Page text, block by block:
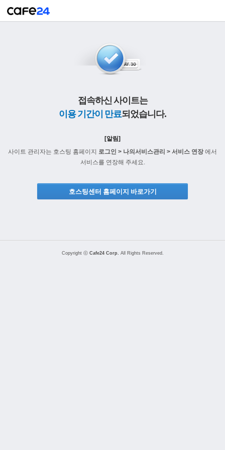
접속하신 사이트는
이용 기간이 만료되었습니다.
[알림]
사이트 관리자는 호스팅 홈페이지 로그인 > 나의서비스관리 > 서비스 연장에서
서비스를 연장해 주세요.
호스팅센터 홈페이지 바로가기
Copyright ⓒ Cafe24 Corp. All Rights Reserved.